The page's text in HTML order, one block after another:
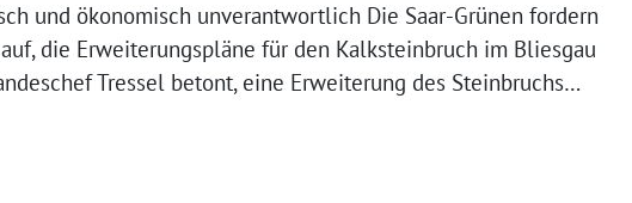
und ökonomisch unverantwortlich Die Saar-Grünen fordern
die Erweiterungspläne für den Kalksteinbruch im Bliesgau
Tressel betont, eine Erweiterung des Steinbruchs…